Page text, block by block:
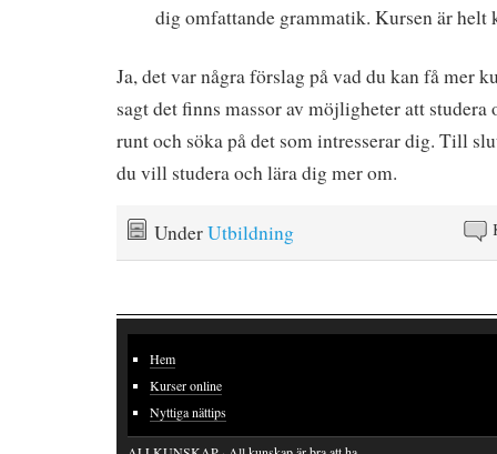
dig omfattande grammatik. Kursen är helt
Ja, det var några förslag på vad du kan få mer
sagt det finns massor av möjligheter att studera
runt och söka på det som intresserar dig. Till
du vill studera och lära dig mer om.
UnderUtbildning
Hem
Kurser online
Nyttiga nättips